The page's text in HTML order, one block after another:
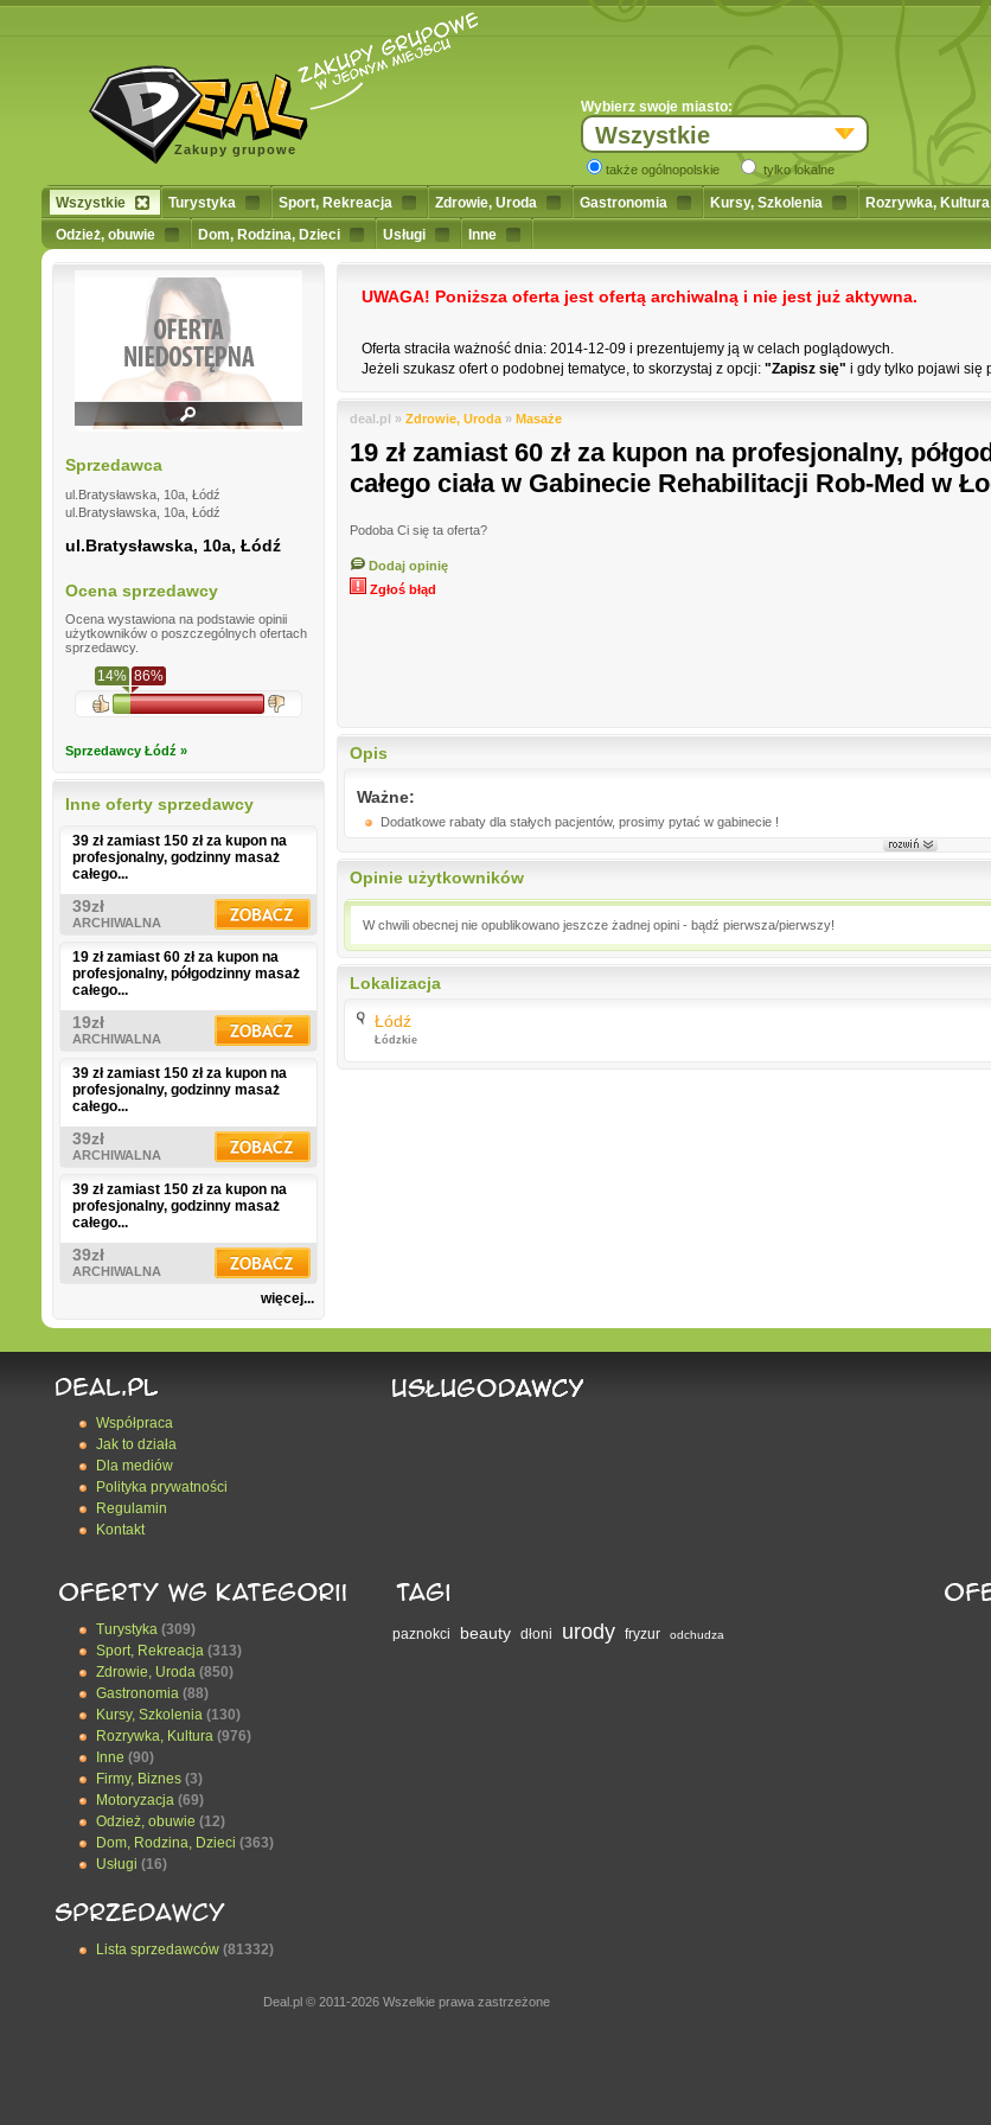
Zakupy grupowe
Wybierz swoje miasto:
Wszystkie
także ogólnopolskie tylko lokalne
Wszystkie Turystyka Sport, Rekreacja Zdrowie, Uroda Gastronomia Kursy, Szkolenia Rozrywka, Kultura
Odzież, obuwie
Dom, Rodzina, Dzieci Usługi Inne
Sprzedawca
ul.Bratysławska, 10a, Łódź
ul.Bratysławska, 10a, Łódź
ul.Bratysławska, 10a, Łódź
Ocena sprzedawcy
Ocena wystawiona na podstawie opinii
użytkowników o poszczególnych ofertach
sprzedawcy.
14% 86%
Sprzedawcy Łódź »
Inne oferty sprzedawcy
39 zł zamiast 150 zł za kupon na
profesjonalny, godzinny masaż
całego...
39zł
ARCHIWALNA
19 zł zamiast 60 zł za kupon na
profesjonalny, półgodzinny masaż
całego...
19zł
ARCHIWALNA
39 zł zamiast 150 zł za kupon na
profesjonalny, godzinny masaż
całego...
39zł
ARCHIWALNA
39 zł zamiast 150 zł za kupon na
profesjonalny, godzinny masaż
całego...
39zł
ARCHIWALNA
więcej...
UWAGA! Poniższa oferta jest ofertą archiwalną i nie jest już aktywna.
Oferta straciła ważność dnia: 2014-12-09 i prezentujemy ją w celach poglądowych.
Jeżeli szukasz ofert o podobnej tematyce, to skorzystaj z opcji: "Zapisz się" i gdy tylko pojawi się
deal.pl » Zdrowie, Uroda » Masaże
19 zł zamiast 60 zł za kupon na profesjonalny,
całego ciała w Gabinecie Rehabilitacji Rob-Med w
Podoba Ci się ta oferta?
Dodaj opinię
Zgłoś błąd
Opis
Ważne:
Dodatkowe rabaty dla stałych pacjentów, prosimy pytać w gabinecie !
Opinie użytkowników
W chwili obecnej nie opublikowano jeszcze żadnej opini - bądź pierwsza/pierwszy!
Lokalizacja
Łódź
Łódzkie
Współpraca
Jak to działa
Dla mediów
Polityka prywatności
Regulamin
Kontakt
Turystyka (309)
Sport, Rekreacja (313)
Zdrowie, Uroda (850)
Gastronomia (88)
Kursy, Szkolenia (130)
Rozrywka, Kultura (976)
Inne (90)
Firmy, Biznes (3)
Motoryzacja (69)
Odzież, obuwie (12)
Dom, Rodzina, Dzieci (363)
Usługi (16)
Lista sprzedawców (81332)
paznokci beauty dłoni urody fryzur odchudza
Deal.pl © 2011-2026 Wszelkie prawa zastrzeżone